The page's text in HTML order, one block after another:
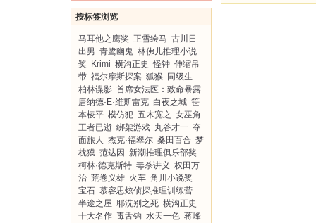
按标签浏览
马耳他之鹰奖 正雪绘马 古川日
出男 青鹭幽鬼 林佛儿推理小说
奖
Krimi 横沟正史 怪钟 伸缩吊
带 福尔摩斯探案 狐猴 同级生
柏林谍影 首席女法医：致命暴露
唐纳德·E·维斯雷克 白夜之城 笹
本棱平 模仿犯 五木宽之 女巫角
王者已逝 绑架游戏 丸谷才一 夺
面旅人 杰克·福翠尔 桑田百合 梦
枕獏 范达因
新潮推理俱乐部奖
柯林·德克斯特 毒杀讲义 权田万
治 荒卷义雄 火车 角川小说奖
宝石 慕容思炫侦探推理训练营
半途之屋 耶洗别之死 横沟正史
十大名作 毒舌钩 水天一色 蒋峰